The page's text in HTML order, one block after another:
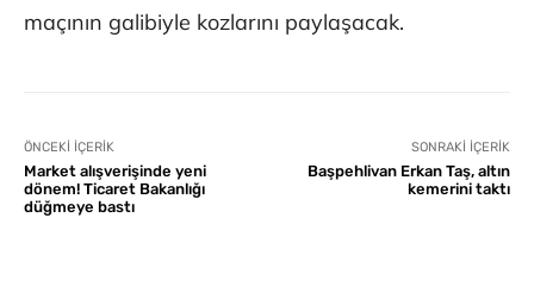
maçının galibiyle kozlarını paylaşacak.
ÖNCEKI İÇERIK
Market alışverişinde yeni
dönem! Ticaret Bakanlığı
düğmeye bastı
SONRAKI İÇERIK
Başpehlivan Erkan Taş, altın
kemerini taktı